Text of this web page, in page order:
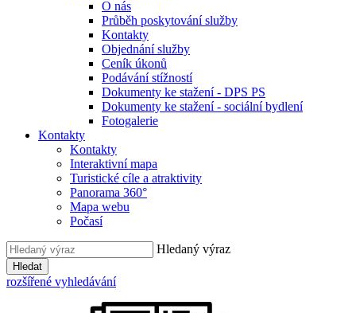
O nás
Průběh poskytování služby
Kontakty
Objednání služby
Ceník úkonů
Podávání stížností
Dokumenty ke stažení - DPS PS
Dokumenty ke stažení - sociální bydlení
Fotogalerie
Kontakty
Kontakty
Interaktivní mapa
Turistické cíle a atraktivity
Panorama 360°
Mapa webu
Počasí
Hledaný výraz
Hledat
rozšířené vyhledávání